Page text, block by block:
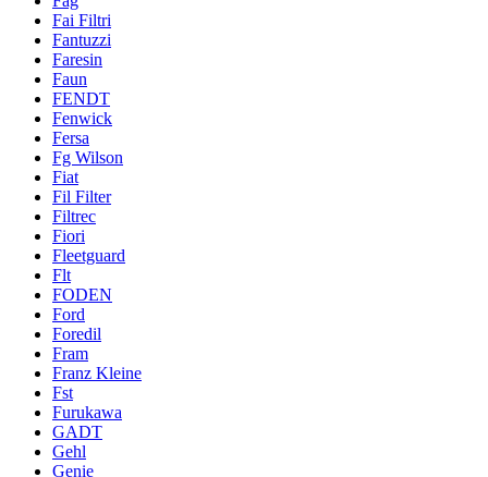
Fai Filtri
Fantuzzi
Faresin
Faun
FENDT
Fenwick
Fersa
Fg Wilson
Fiat
Fil Filter
Filtrec
Fiori
Fleetguard
Flt
FODEN
Ford
Foredil
Fram
Franz Kleine
Fst
Furukawa
GADT
Gehl
Genie